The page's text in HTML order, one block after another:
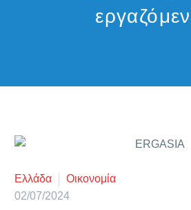
Ελλάδα
Οικονομία
02/07/2024